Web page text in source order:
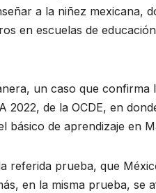
a la niñez mexicana,
en escuelas de
un caso que
2022, de la OCDE, en
básico de aprendizaje en
referida prueba, que
en la misma prueba, se